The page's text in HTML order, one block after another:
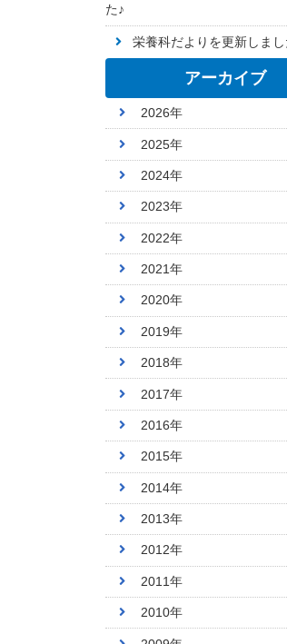
た♪
栄養科だよりを更新しまし
アーカイブ
2026年
2025年
2024年
2023年
2022年
2021年
2020年
2019年
2018年
2017年
2016年
2015年
2014年
2013年
2012年
2011年
2010年